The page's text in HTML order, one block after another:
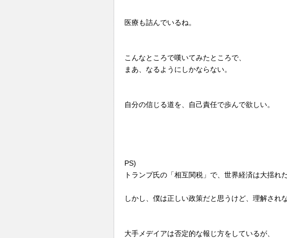
医療も詰んでいるね。
こんなところで嘆いてみたところで、
まあ、なるようにしかならない。
自分の信じる道を、自己責任で歩んで欲しい。
PS)
トランプ氏の「相互関税」で、世界経済は大揺れだ
しかし、僕は正しい政策だと思うけど、理解されな
大手メデイアは否定的な報じ方をしているが、